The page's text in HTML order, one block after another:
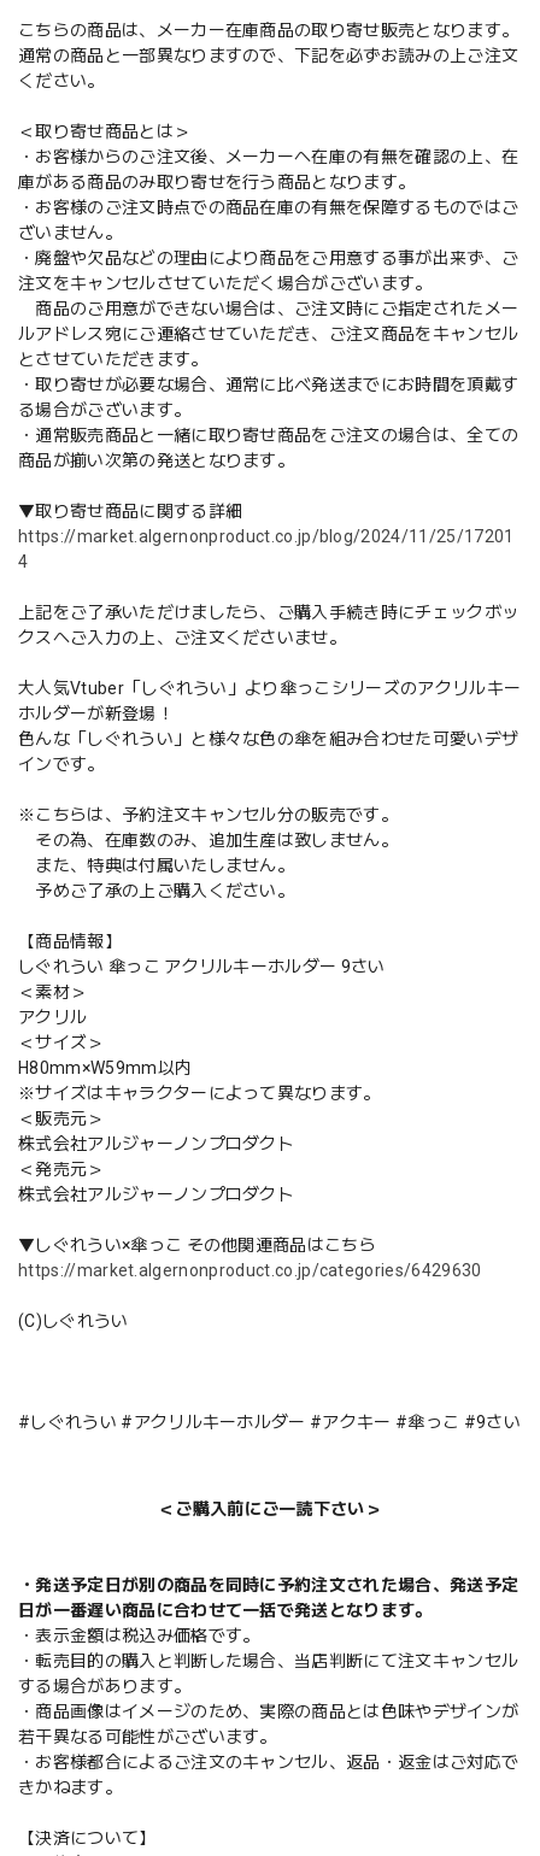
こちらの商品は、メーカー在庫商品の取り寄せ販売となります。
通常の商品と一部異なりますので、下記を必ずお読みの上ご注文
ください。
＜取り寄せ商品とは＞
・お客様からのご注文後、メーカーへ在庫の有無を確認の上、在
庫がある商品のみ取り寄せを行う商品となります。
・お客様のご注文時点での商品在庫の有無を保障するものではご
ざいません。
・廃盤や欠品などの理由により商品をご用意する事が出来ず、ご
注文をキャンセルさせていただく場合がございます。
商品のご用意ができない場合は、ご注文時にご指定されたメー
ルアドレス宛にご連絡させていただき、ご注文商品をキャンセル
とさせていただきます。
・取り寄せが必要な場合、通常に比べ発送までにお時間を頂戴す
る場合がございます。
・通常販売商品と一緒に取り寄せ商品をご注文の場合は、全ての
商品が揃い次第の発送となります。
▼取り寄せ商品に関する詳細
https://market.algernonproduct.co.jp/blog/2024/11/25/17201
4
上記をご了承いただけましたら、ご購入手続き時にチェックボッ
クスへご入力の上、ご注文くださいませ。
大人気Vtuber「しぐれうい」より傘っこシリーズのアクリルキー
ホルダーが新登場！
色んな「しぐれうい」と様々な色の傘を組み合わせた可愛いデザ
インです。
※こちらは、予約注文キャンセル分の販売です。
その為、在庫数のみ、追加生産は致しません。
また、特典は付属いたしません。
予めご了承の上ご購入ください。
【商品情報】
しぐれうい 傘っこ アクリルキーホルダー 9さい
＜素材＞
アクリル
＜サイズ＞
H80mm×W59mm以内
※サイズはキャラクターによって異なります。
＜販売元＞
株式会社アルジャーノンプロダクト
＜発売元＞
株式会社アルジャーノンプロダクト
▼しぐれうい×傘っこ その他関連商品はこちら
https://market.algernonproduct.co.jp/categories/6429630
(C)しぐれうい
#しぐれうい #アクリルキーホルダー #アクキー #傘っこ #9さい
＜ご購入前にご一読下さい＞
・発送予定日が別の商品を同時に予約注文された場合、発送予定
日が一番遅い商品に合わせて一括で発送となります。
・表示金額は税込み価格です。
・転売目的の購入と判断した場合、当店判断にて注文キャンセル
する場合があります。
・商品画像はイメージのため、実際の商品とは色味やデザインが
若干異なる可能性がございます。
・お客様都合によるご注文のキャンセル、返品・返金はご対応で
きかねます。
【決済について】